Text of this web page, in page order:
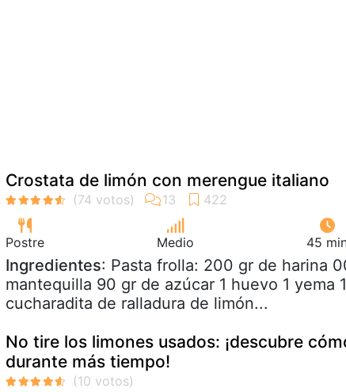
Crostata de limón con merengue italiano
Postre Medio 45
Ingredientes: Pasta frolla: 200 gr de harina
mantequilla 90 gr de azúcar 1 huevo 1 yema
cucharadita de ralladura de limón...
No tire los limones usados: ¡descubre
durante más tiempo!